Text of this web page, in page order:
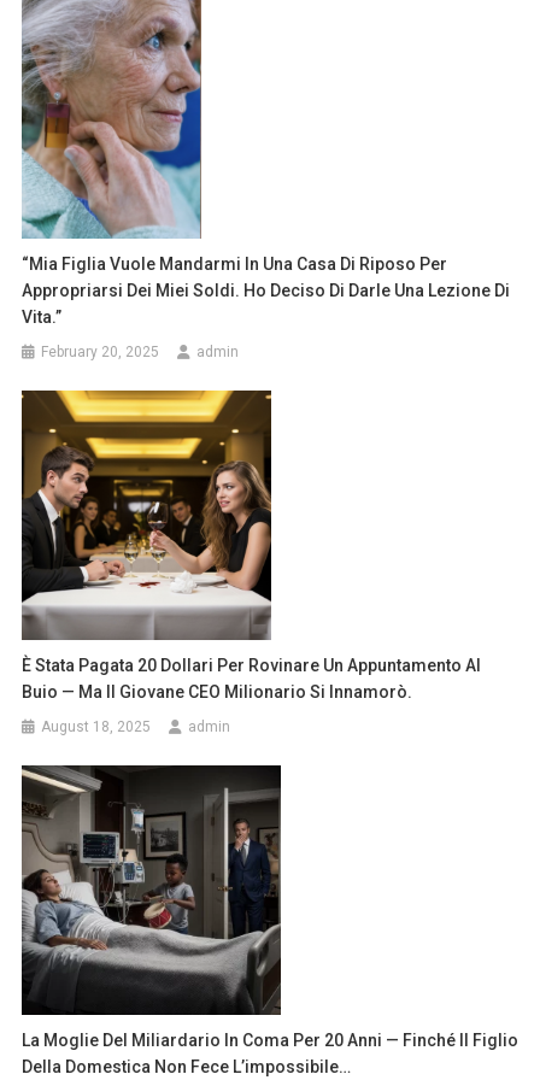
“Mia Figlia Vuole Mandarmi In Una Casa Di Riposo Per
Appropriarsi Dei Miei Soldi. Ho Deciso Di Darle Una Lezione Di
Vita.”
February 20, 2025 admin
È Stata Pagata 20 Dollari Per Rovinare Un Appuntamento Al
Buio — Ma Il Giovane CEO Milionario Si Innamorò.
August 18, 2025 admin
La Moglie Del Miliardario In Coma Per 20 Anni — Finché Il Figlio
Della Domestica Non Fece L’impossibile…